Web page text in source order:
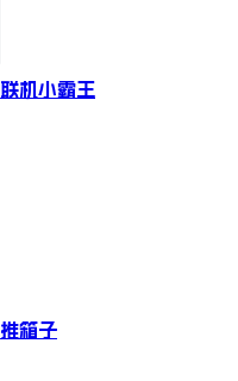
联机小霸王
推箱子